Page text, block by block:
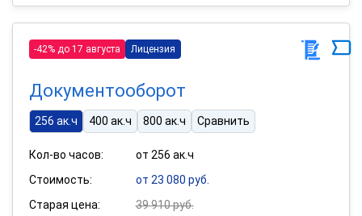
-42% до 17 августа Лицензия
Документооборот
256 ак.ч 400 ак.ч 800 ак.ч Сравнить
Кол-во часов:
от 256 ак.ч
Стоимость:
от 23 080 руб.
Старая цена:
39 910 руб.